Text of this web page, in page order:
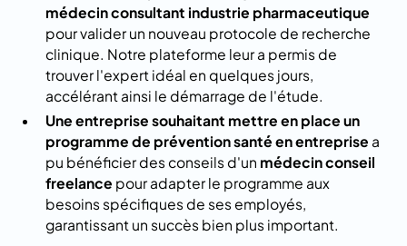
médecin consultant industrie pharmaceutique
pour valider un nouveau protocole de recherche
clinique. Notre plateforme leur a permis de
trouver l'expert idéal en quelques jours,
accélérant ainsi le démarrage de l'étude.
Une entreprise souhaitant mettre en place un
programme de prévention santé en entreprise a
pu bénéficier des conseils d'un médecin conseil
freelance pour adapter le programme aux
besoins spécifiques de ses employés,
garantissant un succès bien plus important.